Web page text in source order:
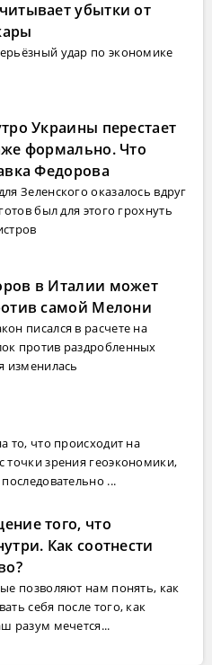
убытки от
удар по экономике
Украины перестает
формально. Что
Федорова
Зеленского оказалось вдруг
был для этого грохнуть
в Италии может
самой Мелони
писался в расчете на
против раздробленных
изменилась
то, что происходит на
точки зрения геоэкономики,
...
того, что
Как соотнести
позволяют нам понять, как
себя после того, как
разум мечется...